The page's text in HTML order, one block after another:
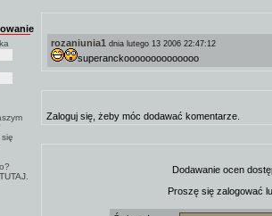
TUTAJ.
rozaniunia1 dnia lutego 13 2006 22:47:12
superanckoooooooooooooo
Zaloguj się, żeby móc dodawać komentarze.
Dodawanie ocen
Proszę się zalogować